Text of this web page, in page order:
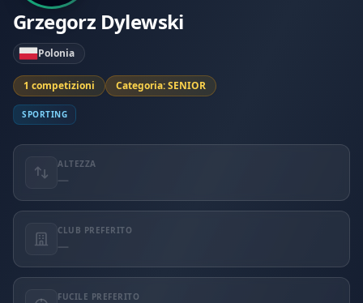
Grzegorz Dylewski
Polonia
1 competizioni Categoria: SENIOR
SPORTING
ALTEZZA
—
CLUB PREFERITO
—
FUCILE PREFERITO